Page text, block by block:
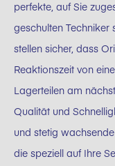
perfekte, auf Sie
geschulten Techniker
stellen sicher, dass
Reaktionszeit von
Lagerteilen am
Qualität und
und stetig
die speziell auf Ihre